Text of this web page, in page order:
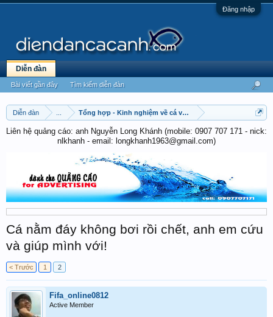
Đăng nhập
Diễn đàn Tổng hợp - Kinh nghiệm về cá vàng & cá chép
Liên hệ quảng cáo: anh Nguyễn Long Khánh (mobile: 0907 707 171 - nick:
nlkhanh - email: longkhanh1963@gmail.com)
Cá nằm đáy không bơi rồi chết, anh em cứu
và giúp mình với!
< Trước 1 2
Fifa_online0812
Active Member
Diễn đàn
Bài viết gần đây Tìm kiếm diễn đàn